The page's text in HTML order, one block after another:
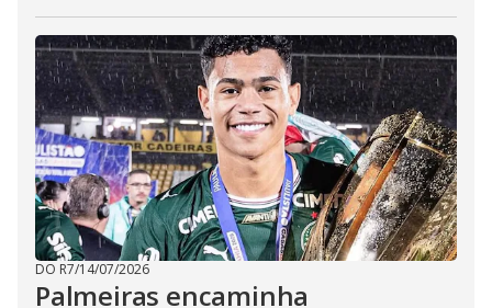
DO R7/14/07/2026
Palmeiras encaminha